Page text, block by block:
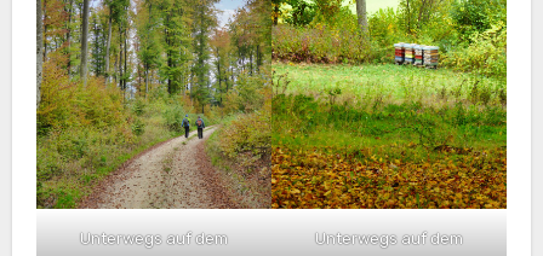
Unterwegs auf dem
Unterwegs auf dem